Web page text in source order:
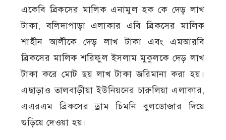
একেবি ব্রিকসের মালিক এনামুল হক কে দেড় লাখ
টাকা, বলিদাপাড়া এলাকার এবি ব্রিকসের মালিক
শাহীন আলীকে দেড় লাখ টাকা এবং এমআরবি
ব্রিকসের মালিক শরিফুল ইসলাম মুকুলকে দেড় লাখ
টাকা করে মোট ছয় লাখ টাকা জরিমানা করা হয়।
এছাড়াও তালবাড়ীয়া ইউনিয়নের চারুলিয়া এলাকার,
এএরএম ব্রিকসের ড্রাম চিমনি বুলডোজার দিয়ে
গুড়িয়ে দেওয়া হয়।